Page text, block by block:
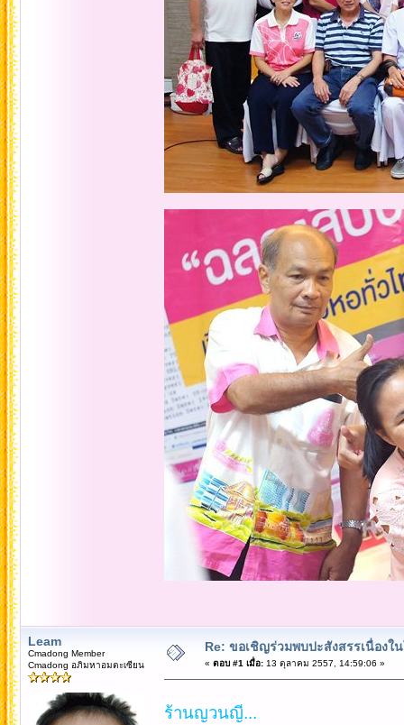
Leam
Cmadong Member
Cmadong อภิมหาอมตะเซียน
Re: ขอเชิญร่วมพบปะสังสรรเนื่องใ
« ตอบ #1 เมื่อ:13 ตุลาคม 2557, 14:59:06 »
ร้านญวนญี...